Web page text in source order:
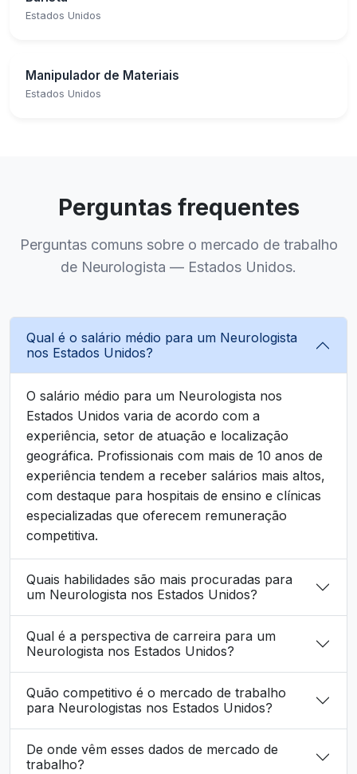
Estados Unidos
Manipulador de Materiais
Estados Unidos
Perguntas frequentes
Perguntas comuns sobre o mercado de trabalho
de Neurologista — Estados Unidos.
Qual é o salário médio para um Neurologista
nos Estados Unidos?
O salário médio para um Neurologista nos
Estados Unidos varia de acordo com a
experiência, setor de atuação e localização
geográfica. Profissionais com mais de 10 anos de
experiência tendem a receber salários mais altos,
com destaque para hospitais de ensino e clínicas
especializadas que oferecem remuneração
competitiva.
Quais habilidades são mais procuradas para
um Neurologista nos Estados Unidos?
Qual é a perspectiva de carreira para um
Neurologista nos Estados Unidos?
Quão competitivo é o mercado de trabalho
para Neurologistas nos Estados Unidos?
De onde vêm esses dados de mercado de
trabalho?